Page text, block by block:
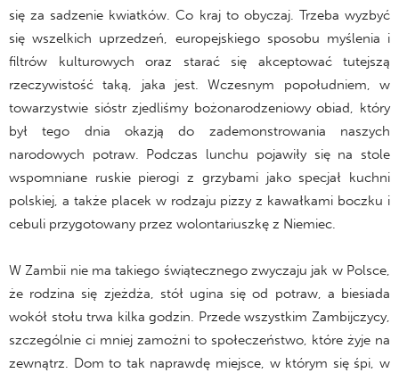
się za sadzenie kwiatków. Co kraj to obyczaj. Trzeba wyzbyć
się wszelkich uprzedzeń, europejskiego sposobu myślenia i
filtrów kulturowych oraz starać się akceptować tutejszą
rzeczywistość taką, jaka jest. Wczesnym popołudniem, w
towarzystwie sióstr zjedliśmy bożonarodzeniowy obiad, który
był tego dnia okazją do zademonstrowania naszych
narodowych potraw. Podczas lunchu pojawiły się na stole
wspomniane ruskie pierogi z grzybami jako specjał kuchni
polskiej, a także placek w rodzaju pizzy z kawałkami boczku i
cebuli przygotowany przez wolontariuszkę z Niemiec.
W Zambii nie ma takiego świątecznego zwyczaju jak w Polsce,
że rodzina się zjeżdża, stół ugina się od potraw, a biesiada
wokół stołu trwa kilka godzin. Przede wszystkim Zambijczycy,
szczególnie ci mniej zamożni to społeczeństwo, które żyje na
zewnątrz. Dom to tak naprawdę miejsce, w którym się śpi, w